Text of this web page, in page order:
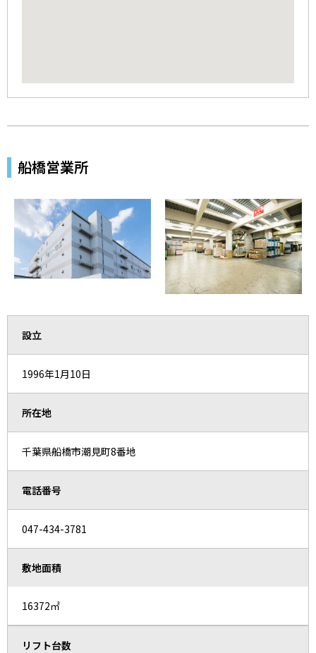
船橋営業所
設立
1996年1月10日
所在地
千葉県船橋市潮見町8番地
電話番号
047-434-3781
敷地面積
16372㎡
リフト台数